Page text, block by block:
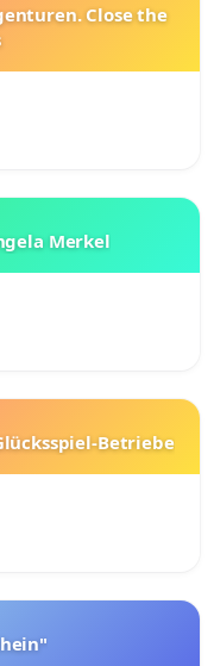
Close the
Merkel
Betriebe